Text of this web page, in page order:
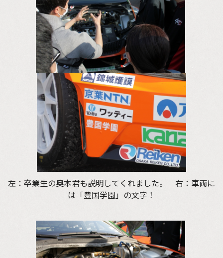
左：卒業生の奥本君も説明してくれました。 右：車両に
は「豊国学園」の文字！